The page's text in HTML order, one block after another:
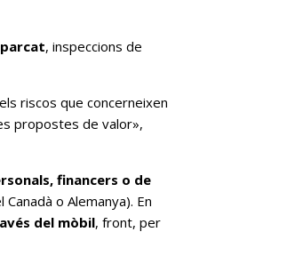
, inspeccions de
riscos que concerneixen
propostes de valor»,
financers o de
o Alemanya). En
del mòbil, front, per